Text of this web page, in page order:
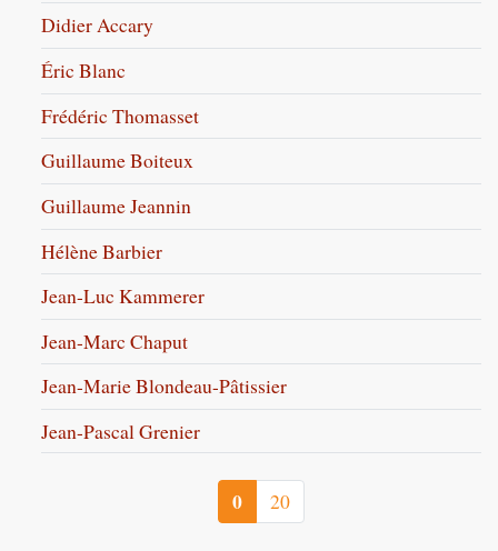
Didier Accary
Éric Blanc
Frédéric Thomasset
Guillaume Boiteux
Guillaume Jeannin
Hélène Barbier
Jean-Luc Kammerer
Jean-Marc Chaput
Jean-Marie Blondeau-Pâtissier
Jean-Pascal Grenier
0 20